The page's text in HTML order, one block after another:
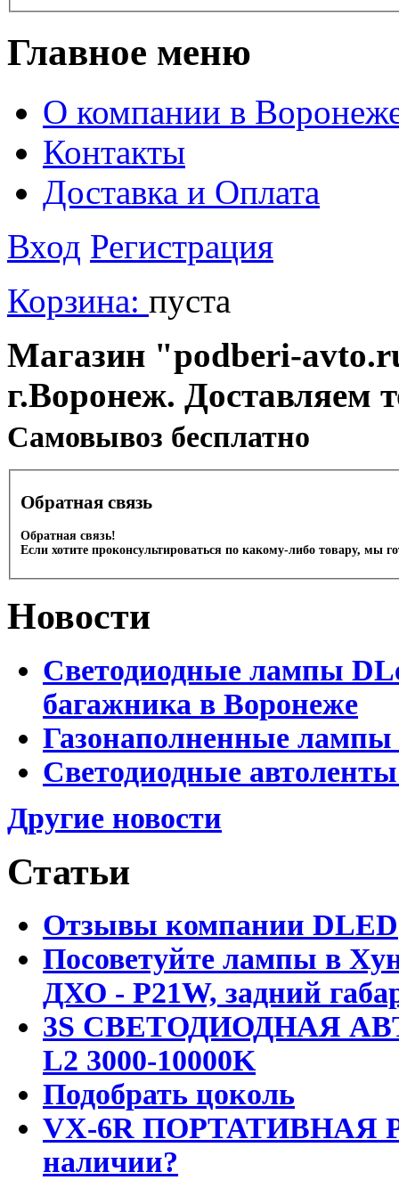
Главное меню
О компании в
Контакты
Доставка и Оплата
Вход Регистрация
Корзина: пуста
Магазин "podberi-
г.Воронеж. Доставляем
Cамовывоз бесплатно
Обратная связь
Обратная связь!
Если хотите проконсультироваться по какому-либо товару, мы
Новости
Светодиодные лампы
багажника в Воронеже
Газонаполненные
Светодиодные
Другие новости
Статьи
Отзывы компании DLED
Посоветуйте лампы в
ДХО - P21W, задний
3S СВЕТОДИОДНАЯ
L2 3000-10000K
Подобрать цоколь
VX-6R ПОРТАТИВНАЯ
наличии?